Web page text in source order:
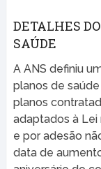
DETALHES
SAÚDE
A ANS definiu
planos de
planos
adaptados à Lei
e por adesão
data de